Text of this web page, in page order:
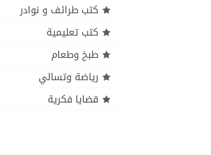
كتب طرائف و نوادر
كتب تعليمية
طبخ وطعام
رياضة وتسالي
قضايا فكرية